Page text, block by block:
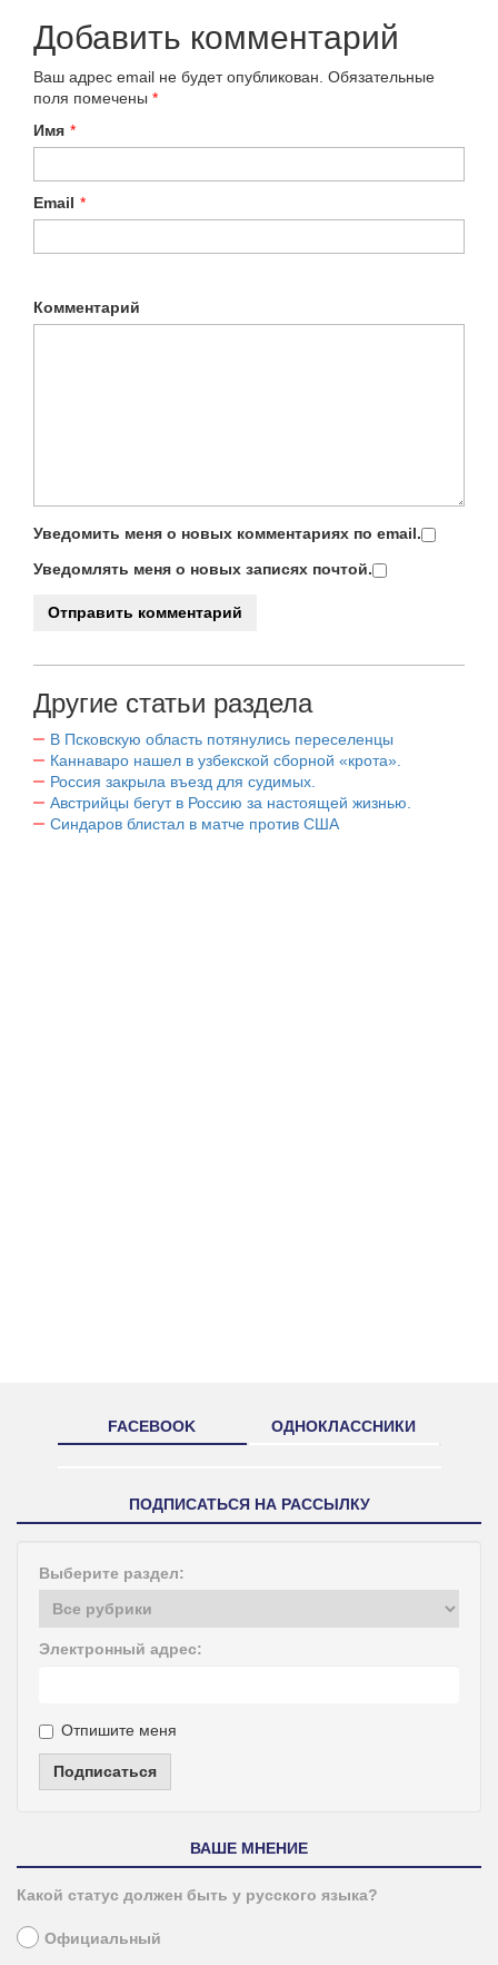
Добавить комментарий
Ваш адрес email не будет опубликован. Обязательные
поля помечены *
Имя *
Email *
Комментарий
Уведомить меня о новых комментариях по email.
Уведомлять меня о новых записях почтой.
Другие статьи раздела
В Псковскую область потянулись переселенцы
Каннаваро нашел в узбекской сборной «крота».
Россия закрыла въезд для судимых.
Австрийцы бегут в Россию за настоящей жизнью.
Синдаров блистал в матче против США
FACEBOOK ОДНОКЛАССНИКИ
ПОДПИСАТЬСЯ НА РАССЫЛКУ
Выберите раздел:
Электронный адрес:
Отпишите меня
Подписаться
ВАШЕ МНЕНИЕ
Какой статус должен быть у русского языка?
Официальный